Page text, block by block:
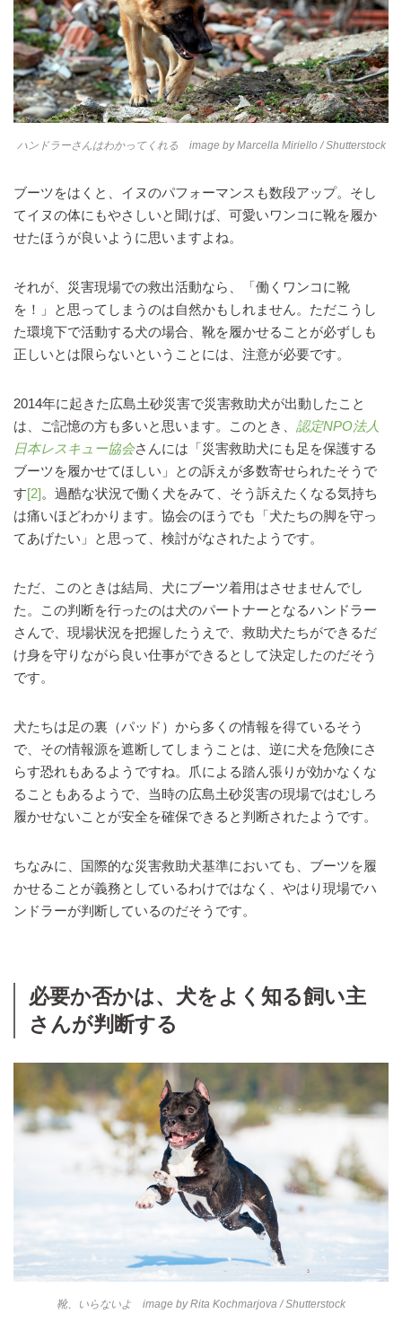
ハンドラーさんはわかってくれる image byMarcella Miriello/ Shutterstock
ブーツをはくと、イヌのパフォーマンスも数段アップ。そし
てイヌの体にもやさしいと聞けば、可愛いワンコに靴を履か
せたほうが良いように思いますよね。
それが、災害現場での救出活動なら、「働くワンコに靴
を！」と思ってしまうのは自然かもしれません。ただこうし
た環境下で活動する犬の場合、靴を履かせることが必ずしも
正しいとは限らないということには、注意が必要です。
2014年に起きた広島土砂災害で災害救助犬が出動したこと
は、ご記憶の方も多いと思います。このとき、 認定NPO法人
日本レスキュー協会さんには「災害救助犬にも足を保護する
ブーツを履かせてほしい」との訴えが多数寄せられたそうで
す[2]。過酷な状況で働く犬をみて、そう訴えたくなる気持ち
は痛いほどわかります。協会のほうでも「犬たちの脚を守っ
てあげたい」と思って、検討がなされたようです。
ただ、このときは結局、犬にブーツ着用はさせませんでし
た。この判断を行ったのは犬のパートナーとなるハンドラー
さんで、現場状況を把握したうえで、救助犬たちができるだ
け身を守りながら良い仕事ができるとして決定したのだそう
です。
犬たちは足の裏（パッド）から多くの情報を得ているそう
で、その情報源を遮断してしまうことは、逆に犬を危険にさ
らす恐れもあるようですね。爪による踏ん張りが効かなくな
ることもあるようで、当時の広島土砂災害の現場ではむしろ
履かせないことが安全を確保できると判断されたようです。
ちなみに、国際的な災害救助犬基準においても、ブーツを履
かせることが義務としているわけではなく、やはり現場でハ
ンドラーが判断しているのだそうです。
必要か否かは、犬をよく知る飼い主
さんが判断する
靴、いらないよ image byRita Kochmarjova / Shutterstock